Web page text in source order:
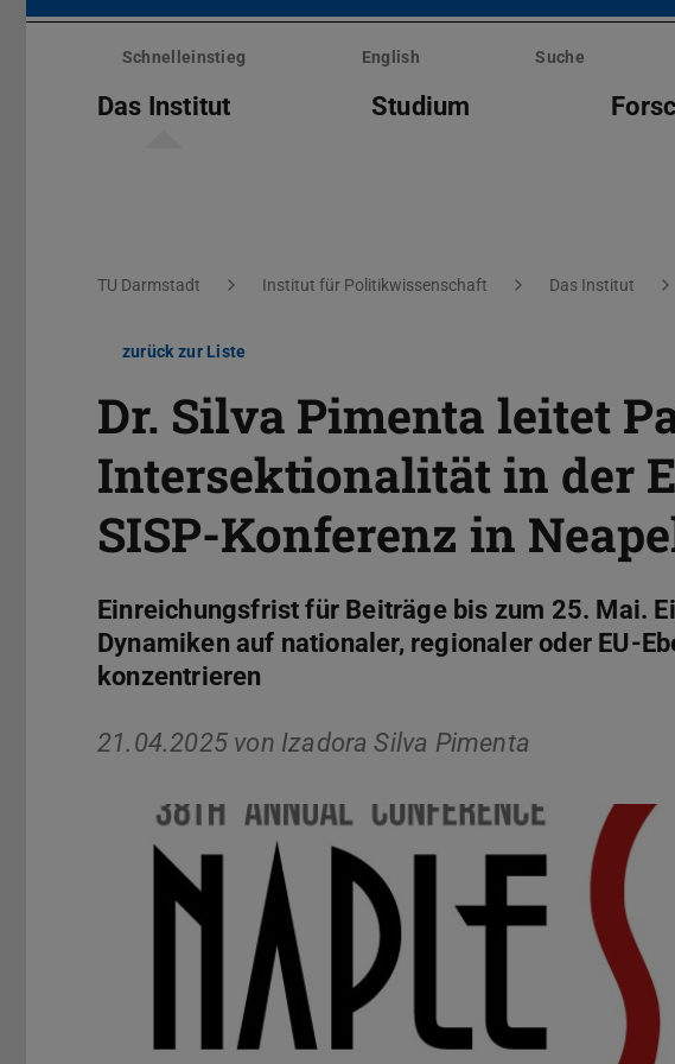
Menü
überspringenSchnelleinstieg English Suche
Das Institut Studium
Sie befinden sich hier:
TU Darmstadt Institut für Politikwissenschaft Das Institut
zurück zur Liste
Dr. Silva Pimenta leitet
Intersektionalität in der
SISP-Konferenz in
Einreichungsfrist für Beiträge bis zum 25. Mai.
Dynamiken auf nationaler, regionaler oder EU-
konzentrieren
21.04.2025 von Izadora Silva Pimenta